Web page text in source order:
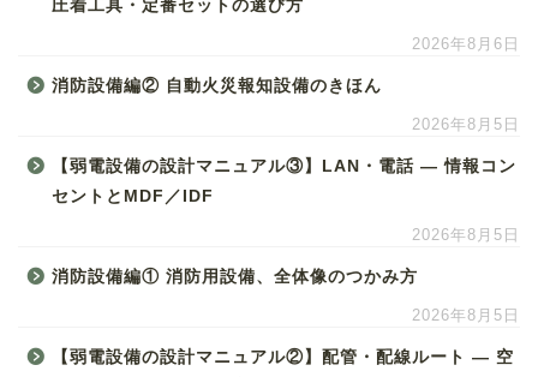
圧着工具・定番セットの選び方
2026年8月6日
消防設備編② 自動火災報知設備のきほん
2026年8月5日
【弱電設備の設計マニュアル③】LAN・電話 ― 情報コン
セントとMDF／IDF
2026年8月5日
消防設備編① 消防用設備、全体像のつかみ方
2026年8月5日
【弱電設備の設計マニュアル②】配管・配線ルート ― 空